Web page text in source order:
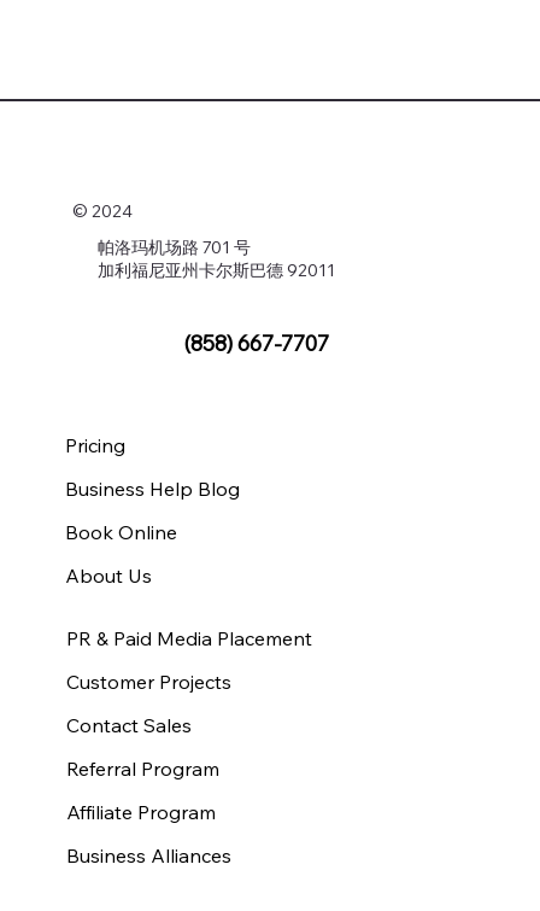
(858) 667-7707
Pricing
Business Help Blog
Book Online
About Us
© 2024
帕洛玛机场路 701 号
加利福尼亚州卡尔斯巴德 92011
PR & Paid Media Placement
Customer Projects
Contact Sales
Referral Program
Affiliate Program
Business Alliances